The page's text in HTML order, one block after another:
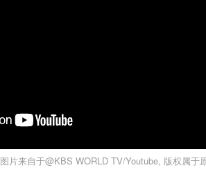
图片来自于@KBS WORLD TV/Youtube, 版权属于